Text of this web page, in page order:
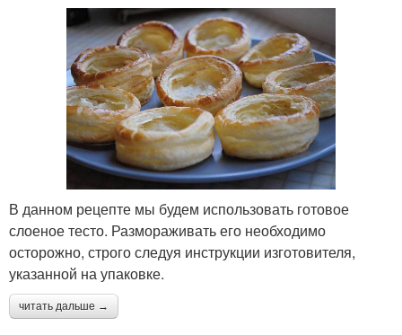
В данном рецепте мы будем использовать готовое
слоеное тесто. Размораживать его необходимо
осторожно, строго следуя инструкции изготовителя,
указанной на упаковке.
читать дальше →